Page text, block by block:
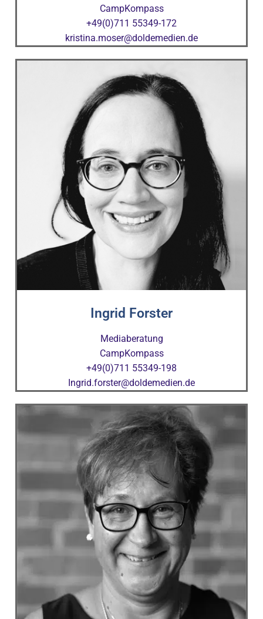
CampKompass
+49(0)711 55349-172
kristina.moser@doldemedien.de
Ingrid Forster
Mediaberatung
CampKompass
+49(0)711 55349-198
Ingrid.forster@doldemedien.de